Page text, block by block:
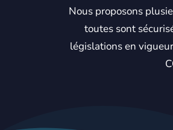
Nous proposons
toutes sont
législations en